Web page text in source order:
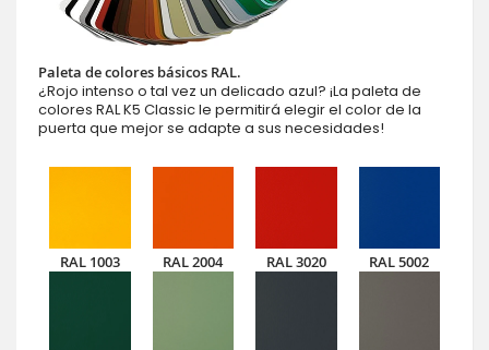
Paleta de colores básicos RAL.
¿Rojo intenso o tal vez un delicado azul? ¡La paleta de
colores RAL K5 Classic le permitirá elegir el color de la
puerta que mejor se adapte a sus necesidades!
RAL 1003 RAL 2004 RAL 3020 RAL 5002